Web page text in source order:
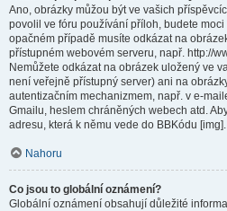
Ano, obrázky můžou být ve vašich
povolil ve fóru používání příloh, budete
opačném případě musíte odkázat na
přístupném webovém serveru, např. http://
Nemůžete odkázat na obrázek uložený ve
není veřejně přístupný server) ani na
autentizačním mechanizmem, např. v e-
Gmailu, heslem chráněných webech atd.
adresu, která k němu vede do BBKódu [img].
Nahoru
Co jsou to globální oznámení?
Globální oznámení obsahují důležité